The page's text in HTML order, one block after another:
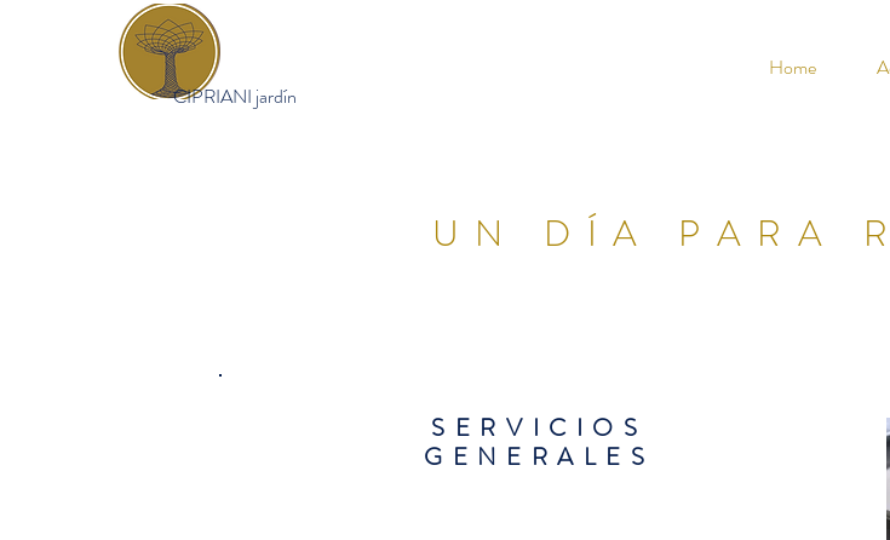
CIPRIANI jardín
Home
UN DÍA PARA
SERVICIOS
GENERALES